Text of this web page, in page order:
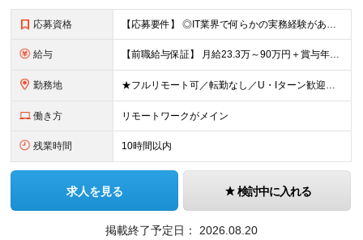
応募資格 【応募要件】 ◎IT業界で何らかの実務経験がある方 └2～3ヶ月の実務経験のある方は歓迎します！ 例）PCキッティングやモバイル通信基地局の業務経験者など インフラエンジニアとして経験のある方は、
給与 【前職給与保証】 月給23.3万～90万円＋賞与年2回＋インセンティブ ★年収1000万円以上の実績あり！ ※上記月給には月20～30時間分（2万9,300円～21万7,900円）の固定残業代を含み
勤務地 ★フルリモート可／転勤なし／U・Iターン歓迎★ ◎勤務地は相談の上、ご自宅近くに調整します！ 【勤務地】 本社、または東京／埼玉／千葉／神奈川／愛知／仙台のクライアント先 ◎完全在宅（フルリモート）
働き方 リモートワークがメイン
残業時間 10時間以内
求人を見る 検討中に入れる
掲載終了予定日： 2026.08.20